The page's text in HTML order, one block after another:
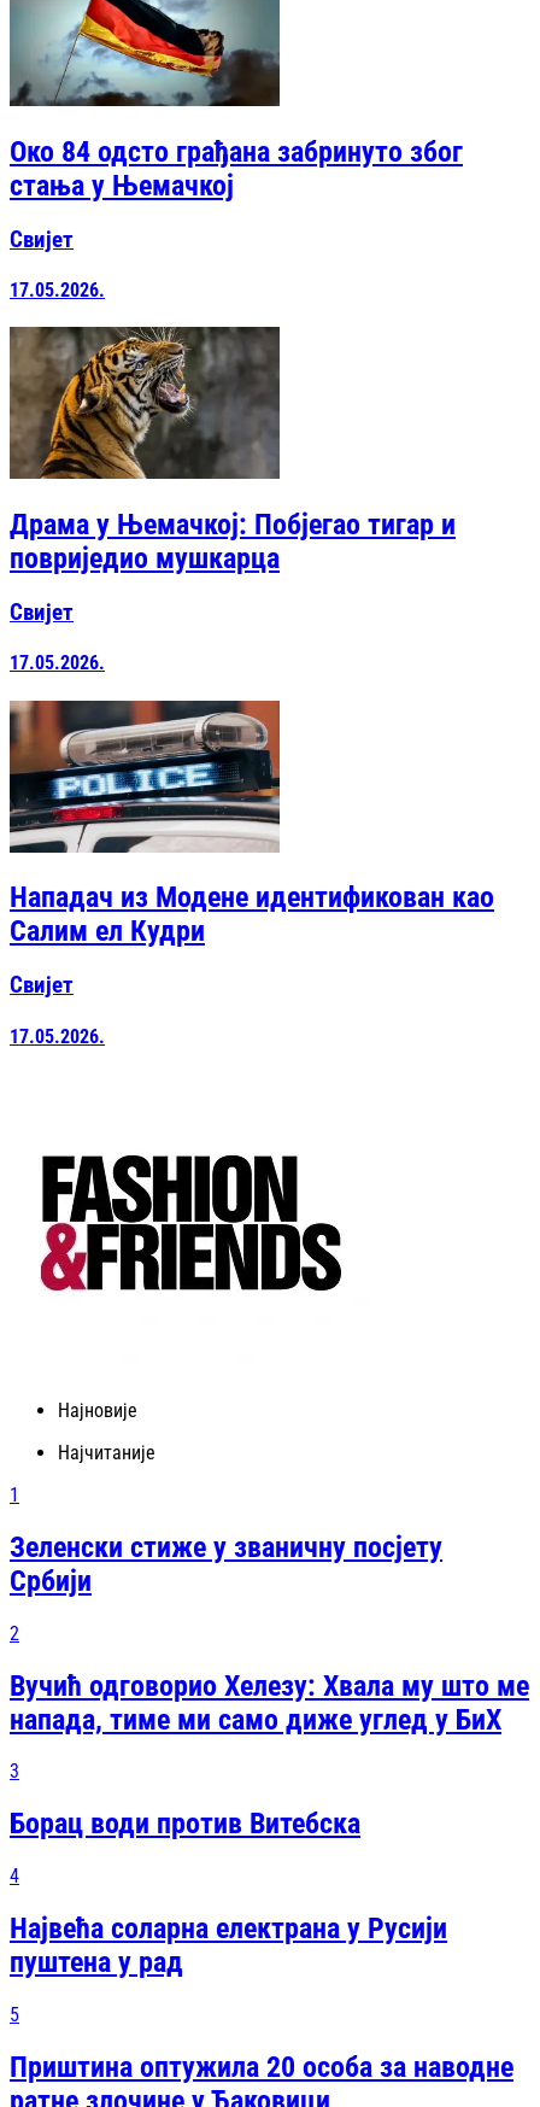
Око 84 одсто грађана забринуто због
стања у Њемачкој
Свијет
17.05.2026.
Драма у Њемачкој: Побјегао тигар и
повриједио мушкарца
Свијет
17.05.2026.
Нападач из Модене идентификован као
Салим ел Кудри
Свијет
17.05.2026.
Најновије
Најчитаније
1
Зеленски стиже у званичну посјету
Србији
2
Вучић одговорио Хелезу: Хвала му што ме
напада, тиме ми само диже углед у БиХ
3
Борац води против Витебска
4
Највећа соларна електрана у Русији
пуштена у рад
5
Приштина оптужила 20 особа за наводне